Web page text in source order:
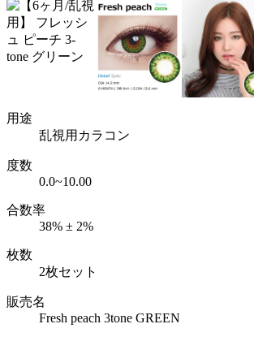
用途
乱視用カラコン
度数
0.0~10.00
合数率
38% ± 2%
枚数
2枚セット
販売名
Fresh peach 3tone GREEN